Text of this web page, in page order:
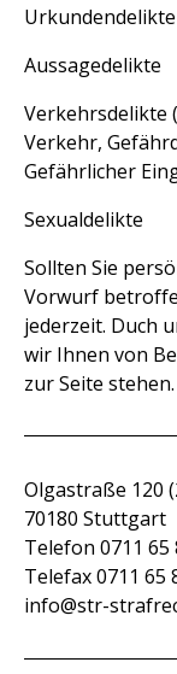
Aussagedelikte
Verkehrsdelikte
Verkehr,
Gefährlicher
Sexualdelikte
Sollten Sie
Vorwurf
jederzeit. Duch
wir Ihnen von
zur Seite stehen.
Olgastraße 120
70180 Stuttgart
Telefon 0711 65
Telefax 0711 65
info@str-